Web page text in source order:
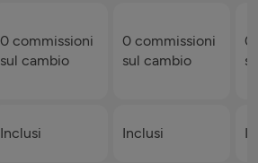
0 commissioni
sul cambio
0 commissioni
sul cambio
0
Inclusi Inclusi